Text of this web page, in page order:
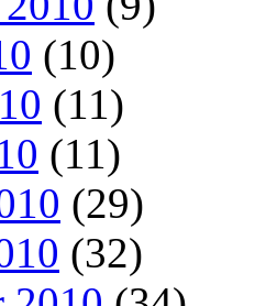
(10)
(11)
(11)
(29)
(32)